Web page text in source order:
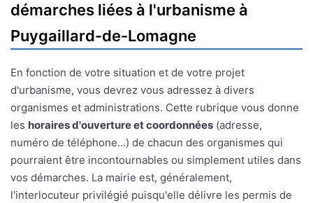
démarches liées à l'urbanisme à
Puygaillard-de-Lomagne
En fonction de votre situation et de votre projet
d'urbanisme, vous devrez vous adressez à divers
organismes et administrations. Cette rubrique vous donne
les horaires d'ouverture et coordonnées (adresse,
numéro de téléphone...) de chacun des organismes qui
pourraient être incontournables ou simplement utiles dans
vos démarches. La mairie est, généralement,
l'interlocuteur privilégié puisqu'elle délivre les permis de